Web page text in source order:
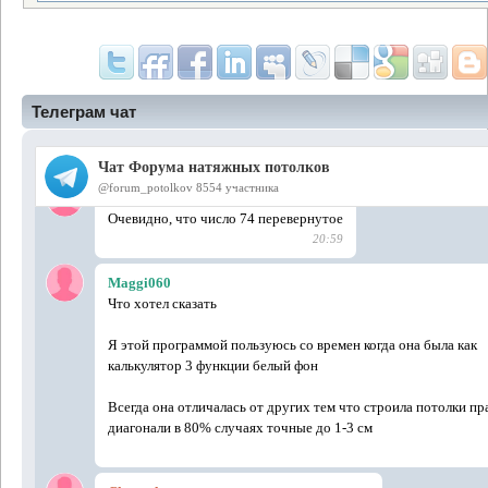
Телеграм чат